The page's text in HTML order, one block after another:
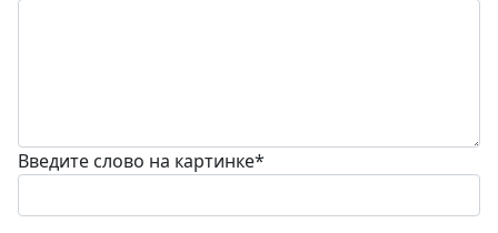
Введите слово на картинке*